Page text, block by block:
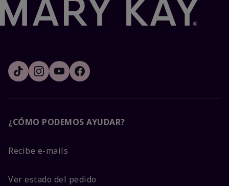
¿CÓMO PODEMOS AYUDAR?
Recibe e-mails
Ver estado del pedido